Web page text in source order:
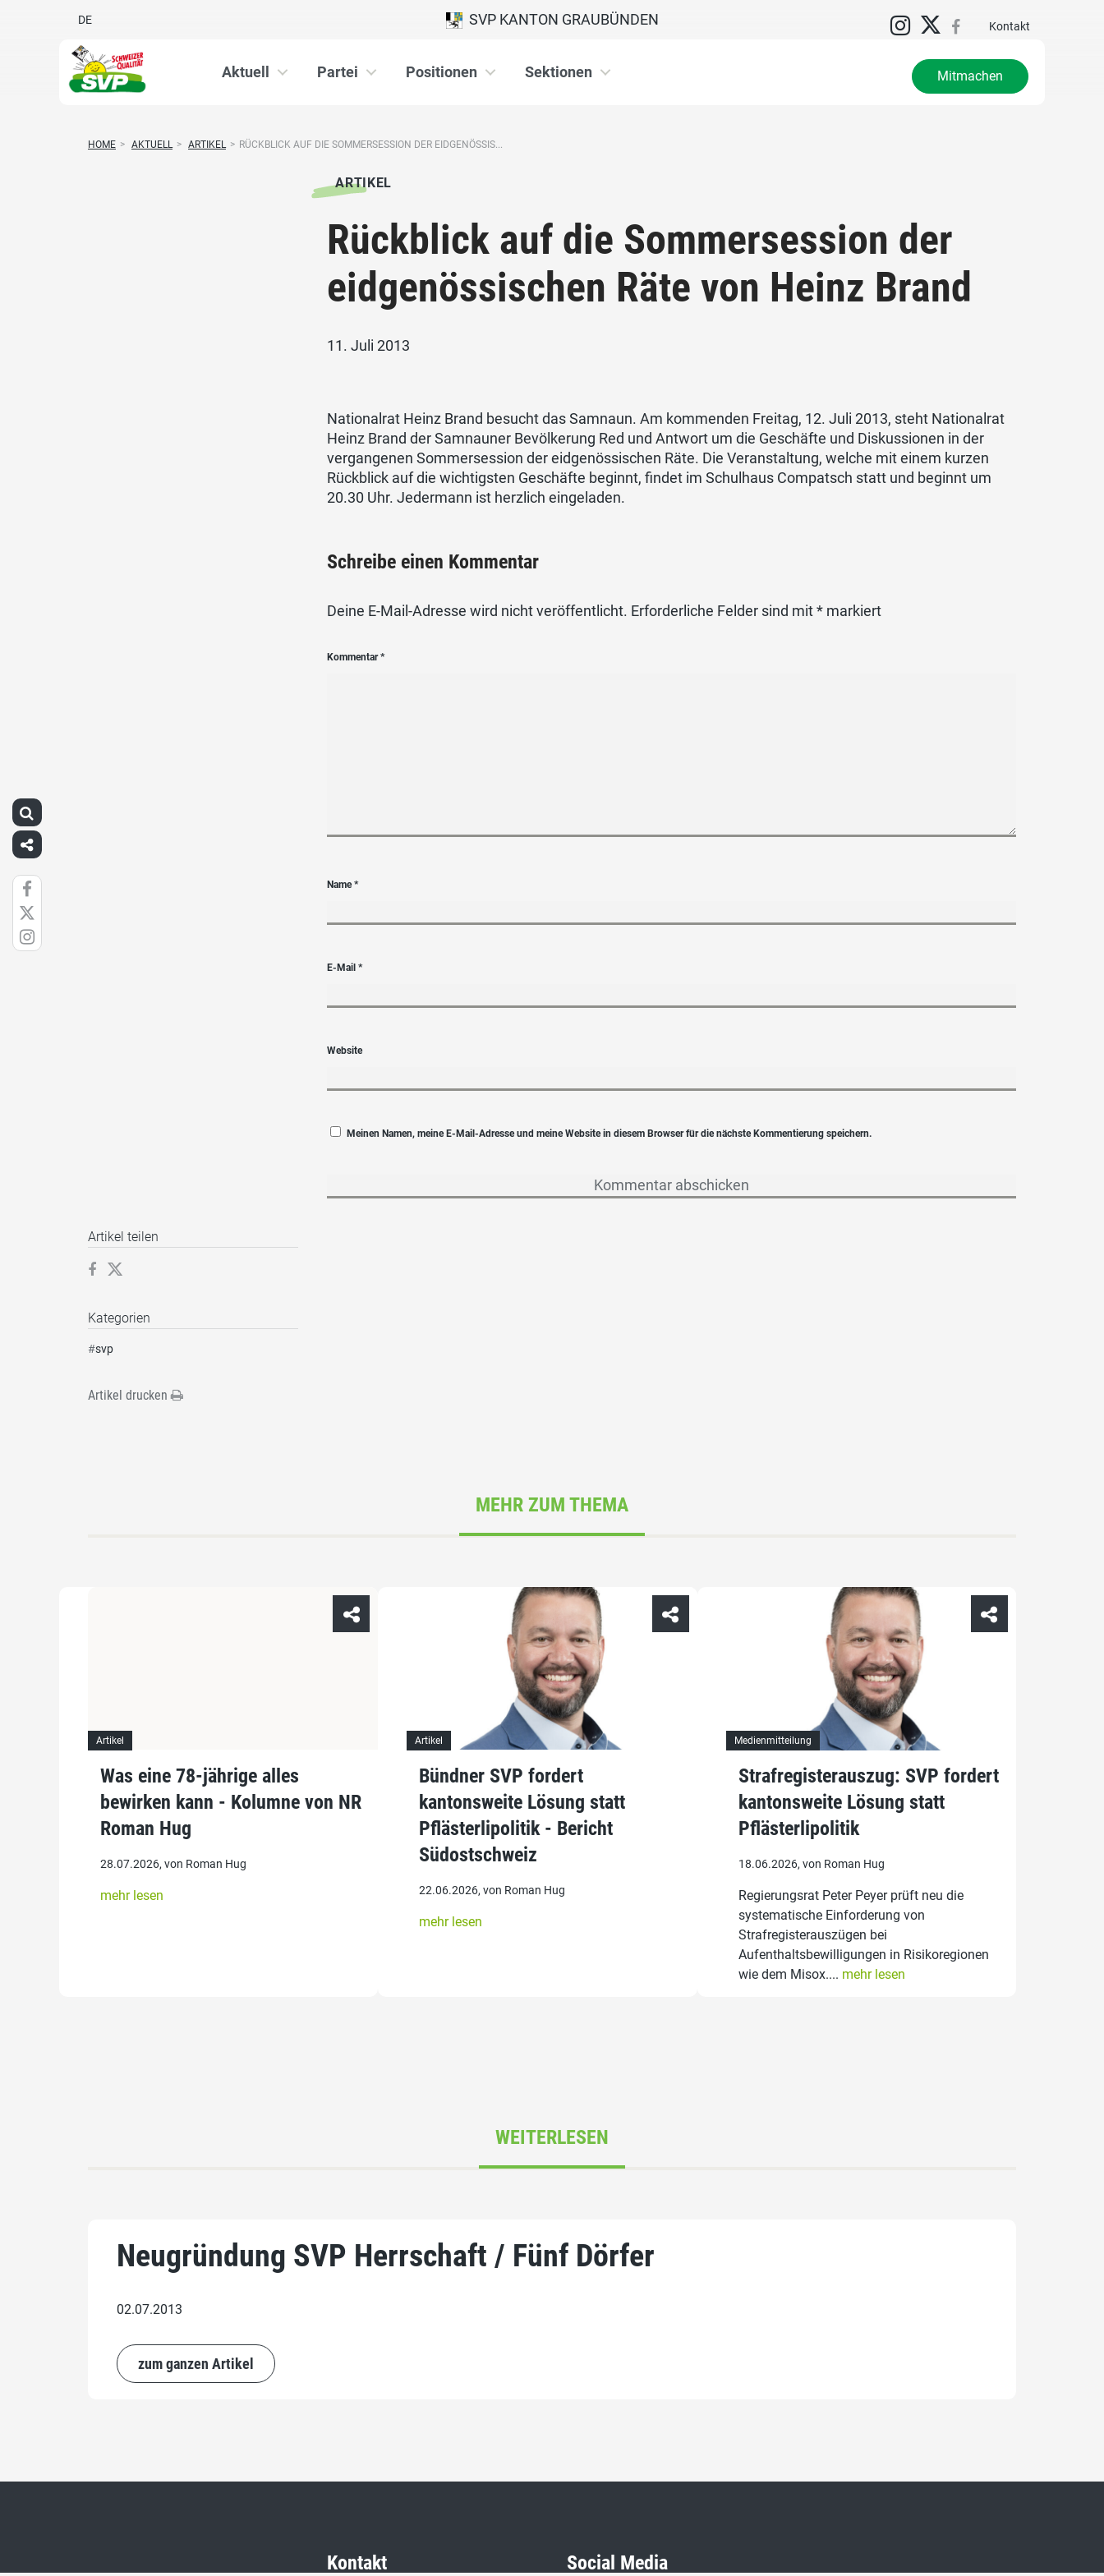
DE Kontakt
SVP KANTON GRAUBÜNDEN
Aktuell Partei Positionen Sektionen Mitmachen
HOME > AKTUELL > ARTIKEL > RÜCKBLICK AUF DIE SOMMERSESSION DER EIDGENÖSSIS...
ARTIKEL
Rückblick auf die Sommersession der
eidgenössischen Räte von Heinz Brand
11. Juli 2013
Nationalrat Heinz Brand besucht das Samnaun. Am kommenden Freitag, 12. Juli 2013, steht Nationalrat
Heinz Brand der Samnauner Bevölkerung Red und Antwort um die Geschäfte und Diskussionen in der
vergangenen Sommersession der eidgenössischen Räte. Die Veranstaltung, welche mit einem kurzen
Rückblick auf die wichtigsten Geschäfte beginnt, findet im Schulhaus Compatsch statt und beginnt um
20.30 Uhr. Jedermann ist herzlich eingeladen.
Schreibe einen Kommentar
Deine E-Mail-Adresse wird nicht veröffentlicht. Erforderliche Felder sind mit* markiert
Kommentar*
Name*
E-Mail*
Website
Meinen Namen, meine E-Mail-Adresse und meine Website in diesem Browser für die nächste Kommentierung speichern.
Artikel teilen
Kategorien
#svp
Artikel drucken
MEHR ZUM THEMA
Artikel
Was eine 78-jährige alles
bewirken kann - Kolumne von NR
Roman Hug
28.07.2026, von Roman Hug
mehr lesen
Artikel
Bündner SVP fordert
kantonsweite Lösung statt
Pflästerlipolitik - Bericht
Südostschweiz
22.06.2026, von Roman Hug
mehr lesen
Medienmitteilung
Strafregisterauszug: SVP fordert
kantonsweite Lösung statt
Pflästerlipolitik
18.06.2026, von Roman Hug
Regierungsrat Peter Peyer prüft neu die
systematische Einforderung von
Strafregisterauszügen bei
Aufenthaltsbewilligungen in Risikoregionen
wie dem Misox.... mehr lesen
WEITERLESEN
Neugründung SVP Herrschaft / Fünf Dörfer
02.07.2013
zum ganzen Artikel
Kontakt Social Media